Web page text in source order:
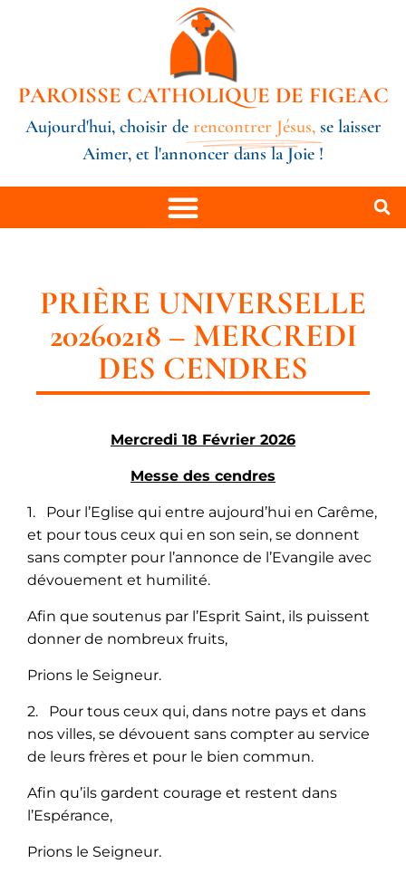
PAROISSE CATHOLIQUE DE FIGEAC
Aujourd'hui, choisir de rencontrer Jésus, se laisser
Aimer, et l'annoncer dans la Joie !
PRIÈRE UNIVERSELLE
20260218 – MERCREDI
DES CENDRES
Mercredi 18 Février 2026
Messe des cendres
1. Pour l’Eglise qui entre aujourd’hui en Carême,
et pour tous ceux qui en son sein, se donnent
sans compter pour l’annonce de l’Evangile avec
dévouement et humilité.
Afin que soutenus par l’Esprit Saint, ils puissent
donner de nombreux fruits,
Prions le Seigneur.
2. Pour tous ceux qui, dans notre pays et dans
nos villes, se dévouent sans compter au service
de leurs frères et pour le bien commun.
Afin qu’ils gardent courage et restent dans
l’Espérance,
Prions le Seigneur.